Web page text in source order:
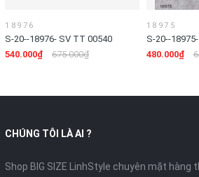
18976
S-20--18976- SV TT 00540
540.000₫
675.000₫
18975
S-20--
480.000₫
CHÚNG TÔI LÀ AI ?
Shop BIG SIZE LinhStyle chuyên mặt hàng